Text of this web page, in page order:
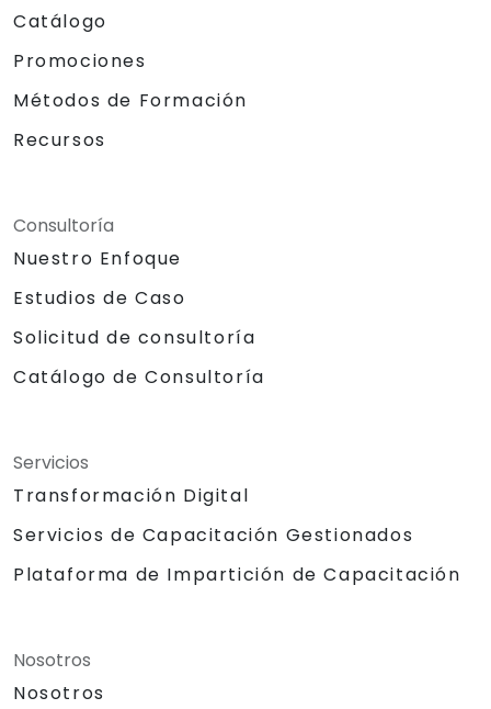
Catálogo
Promociones
Métodos de Formación
Recursos
Consultoría
Nuestro Enfoque
Estudios de Caso
Solicitud de consultoría
Catálogo de Consultoría
Servicios
Transformación Digital
Servicios de Capacitación Gestionados
Plataforma de Impartición de Capacitación
Nosotros
Nosotros